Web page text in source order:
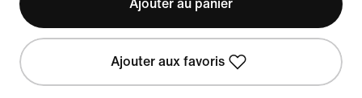
Ajouter au panier
Ajouter aux favoris